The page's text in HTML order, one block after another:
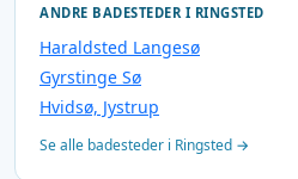
ANDRE BADESTEDER I RINGSTED
Haraldsted Langesø
Gyrstinge Sø
Hvidsø, Jystrup
Se alle badesteder i Ringsted →